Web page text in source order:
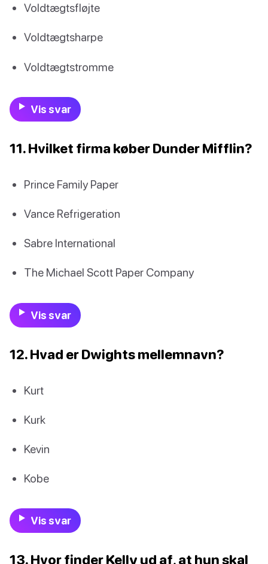
Voldtægtsfløjte
Voldtægtsharpe
Voldtægtstromme
Vis svar
11. Hvilket firma køber Dunder Mifflin?
Prince Family Paper
Vance Refrigeration
Sabre International
The Michael Scott Paper Company
Vis svar
12. Hvad er Dwights mellemnavn?
Kurt
Kurk
Kevin
Kobe
Vis svar
13. Hvor finder Kelly ud af, at hun skal